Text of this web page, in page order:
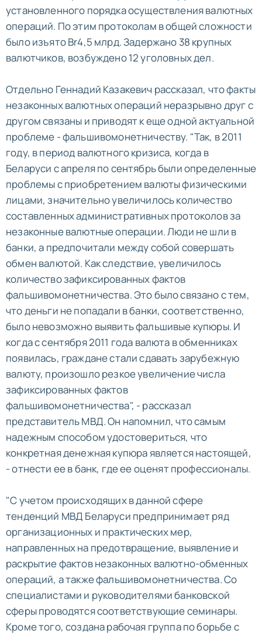
установленного порядка осуществления валютных
операций. По этим протоколам в общей сложности
было изъято Br4,5 млрд. Задержано 38 крупных
валютчиков, возбуждено 12 уголовных дел.
Отдельно Геннадий Казакевич рассказал, что факты
незаконных валютных операций неразрывно друг с
другом связаны и приводят к еще одной актуальной
проблеме - фальшивомонетничеству. "Так, в 2011
году, в период валютного кризиса, когда в
Беларуси с апреля по сентябрь были определенные
проблемы с приобретением валюты физическими
лицами, значительно увеличилось количество
составленных административных протоколов за
незаконные валютные операции. Люди не шли в
банки, а предпочитали между собой совершать
обмен валютой. Как следствие, увеличилось
количество зафиксированных фактов
фальшивомонетничества. Это было связано с тем,
что деньги не попадали в банки, соответственно,
было невозможно выявить фальшивые купюры. И
когда с сентября 2011 года валюта в обменниках
появилась, граждане стали сдавать зарубежную
валюту, произошло резкое увеличение числа
зафиксированных фактов
фальшивомонетничества", - рассказал
представитель МВД. Он напомнил, что самым
надежным способом удостовериться, что
конкретная денежная купюра является настоящей,
- отнести ее в банк, где ее оценят профессионалы.
"С учетом происходящих в данной сфере
тенденций МВД Беларуси предпринимает ряд
организационных и практических мер,
направленных на предотвращение, выявление и
раскрытие фактов незаконных валютно-обменных
операций, а также фальшивомонетничества. Со
специалистами и руководителями банковской
сферы проводятся соответствующие семинары.
Кроме того, создана рабочая группа по борьбе с